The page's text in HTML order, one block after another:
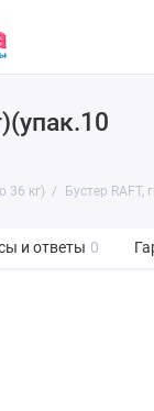
36 кг) Бустер
и ответы 0